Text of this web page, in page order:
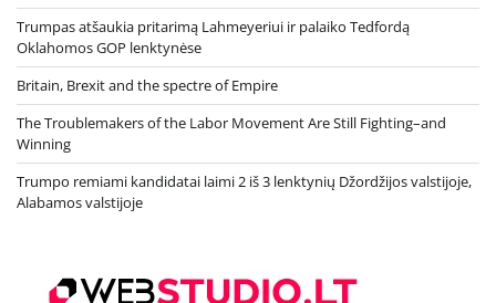
Trumpas atšaukia pritarimą Lahmeyeriui ir palaiko Tedfordą
Oklahomos GOP lenktynėse
Britain, Brexit and the spectre of Empire
The Troublemakers of the Labor Movement Are Still Fighting–and
Winning
Trumpo remiami kandidatai laimi 2 iš 3 lenktynių Džordžijos valstijoje,
Alabamos valstijoje